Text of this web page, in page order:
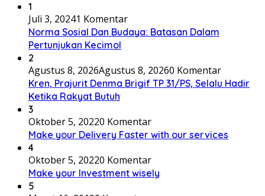
1
Juli 3, 20241 Komentar
Norma Sosial Dan Budaya: Batasan Dalam
Pertunjukan Kecimol
2
Agustus 8, 2026Agustus 8, 20260 Komentar
Kren, Prajurit Denma Brigif TP 31/PS, Selalu Hadir
Ketika Rakyat Butuh
3
Oktober 5, 20220 Komentar
Make your Delivery Faster with our services
4
Oktober 5, 20220 Komentar
Make your Investment wisely
5